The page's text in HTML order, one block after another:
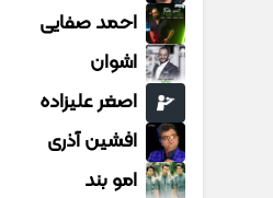
احمد صفایی
اشوان
اصغر علیزاده
افشین آذری
امو بند